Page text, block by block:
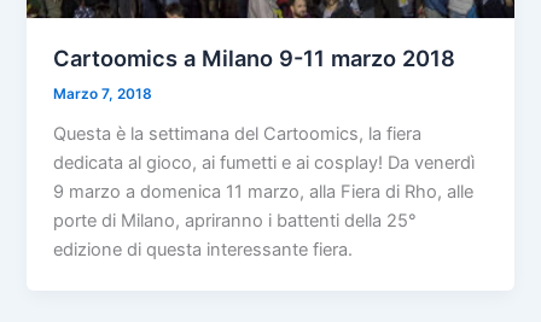
Cartoomics a Milano 9-11 marzo 2018
Marzo 7, 2018
Questa è la settimana del Cartoomics, la fiera
dedicata al gioco, ai fumetti e ai cosplay! Da venerdì
9 marzo a domenica 11 marzo, alla Fiera di Rho, alle
porte di Milano, apriranno i battenti della 25°
edizione di questa interessante fiera.